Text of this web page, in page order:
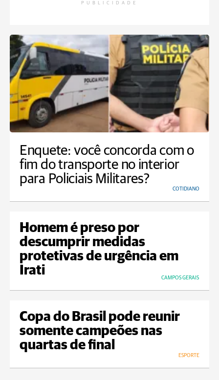
PUBLICIDADE
Enquete: você concorda com o
fim do transporte no interior
para Policiais Militares?
COTIDIANO
Homem é preso por
descumprir medidas
protetivas de urgência em
Irati
CAMPOS GERAIS
Copa do Brasil pode reunir
somente campeões nas
quartas de final
ESPORTE